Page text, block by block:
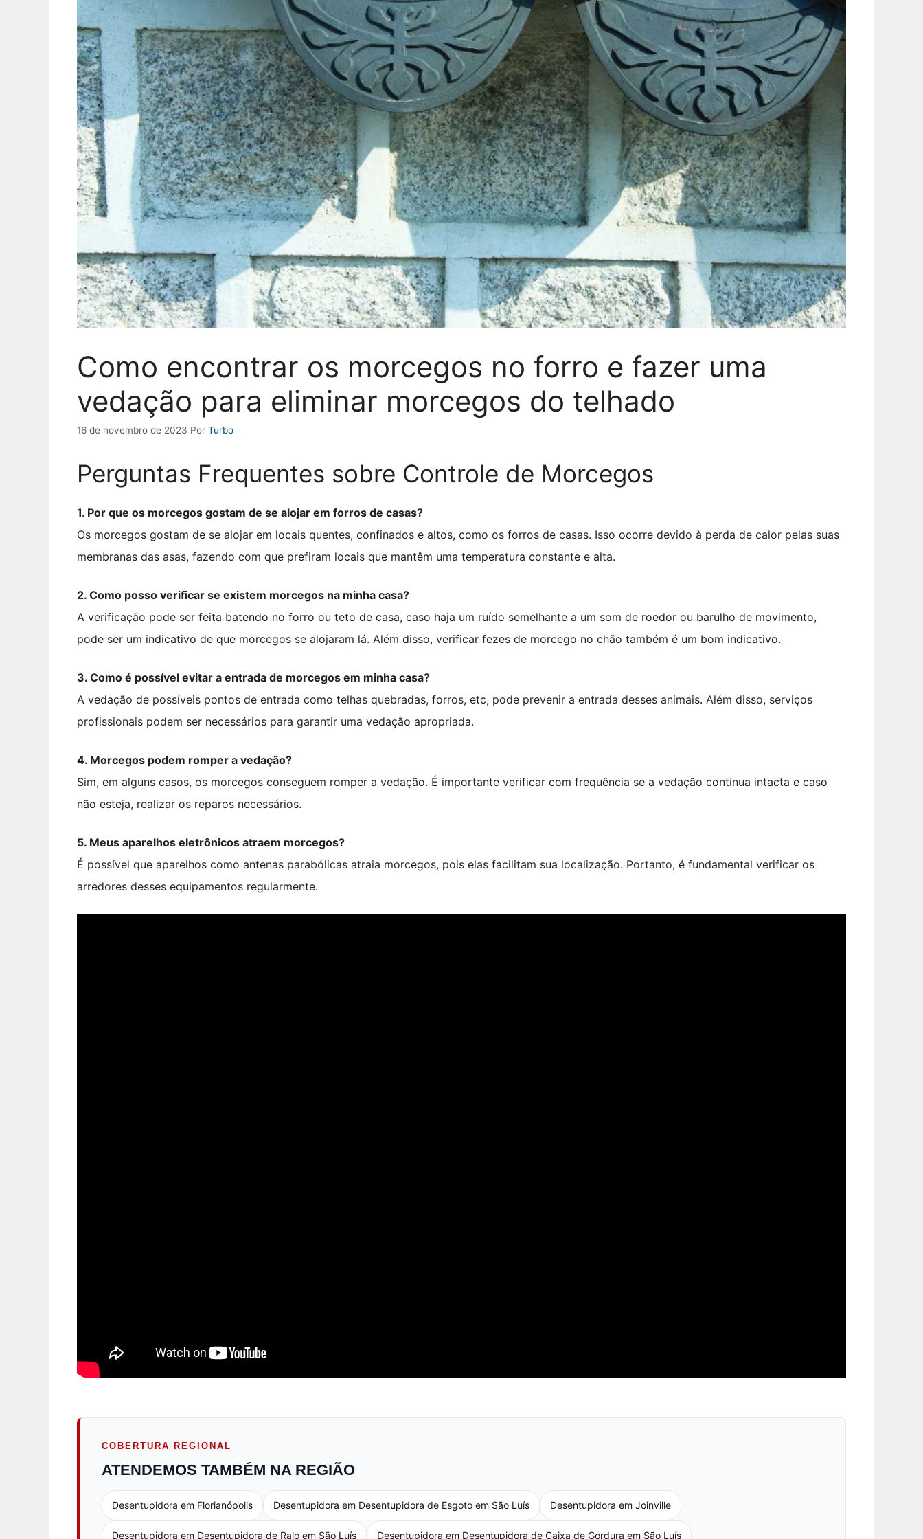
Como encontrar os morcegos no forro e fazer uma
vedação para eliminar morcegos do telhado
16 de novembro de 2023 Por Turbo
Perguntas Frequentes sobre Controle de Morcegos
1. Por que os morcegos gostam de se alojar em forros de casas?
Os morcegos gostam de se alojar em locais quentes, confinados e altos, como os forros de casas. Isso ocorre devido à perda de calor pelas suas
membranas das asas, fazendo com que prefiram locais que mantêm uma temperatura constante e alta.
2. Como posso verificar se existem morcegos na minha casa?
A verificação pode ser feita batendo no forro ou teto de casa, caso haja um ruído semelhante a um som de roedor ou barulho de movimento,
pode ser um indicativo de que morcegos se alojaram lá. Além disso, verificar fezes de morcego no chão também é um bom indicativo.
3. Como é possível evitar a entrada de morcegos em minha casa?
A vedação de possíveis pontos de entrada como telhas quebradas, forros, etc, pode prevenir a entrada desses animais. Além disso, serviços
profissionais podem ser necessários para garantir uma vedação apropriada.
4. Morcegos podem romper a vedação?
Sim, em alguns casos, os morcegos conseguem romper a vedação. É importante verificar com frequência se a vedação continua intacta e caso
não esteja, realizar os reparos necessários.
5. Meus aparelhos eletrônicos atraem morcegos?
É possível que aparelhos como antenas parabólicas atraia morcegos, pois elas facilitam sua localização. Portanto, é fundamental verificar os
arredores desses equipamentos regularmente.
COBERTURA REGIONAL
ATENDEMOS TAMBÉM NA REGIÃO
Desentupidora em Florianópolis Desentupidora em Desentupidora de Esgoto em São Luís Desentupidora em Joinville
Desentupidora em Desentupidora de Ralo em São Luís Desentupidora em Desentupidora de Caixa de Gordura em São Luís